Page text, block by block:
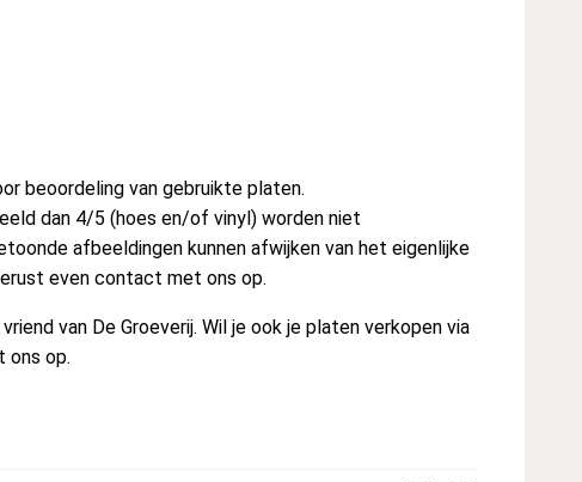
beoordeling van gebruikte platen.
dan 4/5 (hoes en/of vinyl) worden niet
afbeeldingen kunnen afwijken van het eigenlijke
even contact met ons op.
van De Groeverij. Wil je ook je platen verkopen via
ons op.